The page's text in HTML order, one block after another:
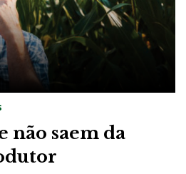
não saem da